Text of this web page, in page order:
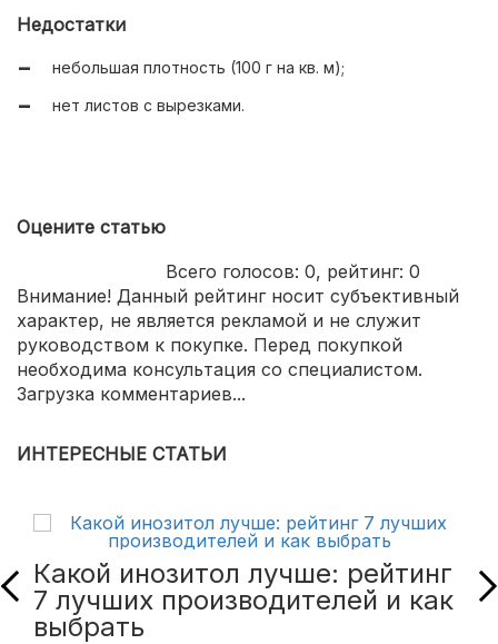
Недостатки
небольшая плотность (100 г на кв. м);
нет листов с вырезками.
Оцените статью
Всего голосов: 0, рейтинг: 0
Внимание! Данный рейтинг носит субъективный
характер, не является рекламой и не служит
руководством к покупке. Перед покупкой
необходима консультация со специалистом.
Загрузка комментариев...
ИНТЕРЕСНЫЕ СТАТЬИ
Какой инозитол лучше: рейтинг
7 лучших производителей и как
выбрать